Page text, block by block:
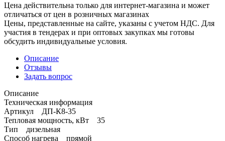
Цена действительна только для интернет-магазина и может
отличаться от цен в розничных магазинах
Цены, представленные на сайте, указаны с учетом НДС. Для
участия в тендерах и при оптовых закупках мы готовы
обсудить индивидуальные условия.
Описание
Отзывы
Задать вопрос
Описание
Техническая информация
Артикул ДП-К8-35
Тепловая мощность, кВт 35
Тип дизельная
Способ нагрева прямой